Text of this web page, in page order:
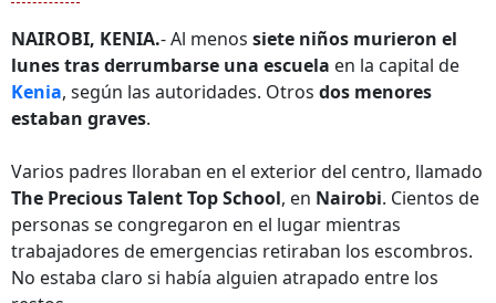
NAIROBI, KENIA.- Al menos siete niños murieron el
lunes tras derrumbarse una escuela en la capital de
Kenia, según las autoridades. Otros dos menores
estaban graves.
Varios padres lloraban en el exterior del centro, llamado
The Precious Talent Top School, en Nairobi. Cientos de
personas se congregaron en el lugar mientras
trabajadores de emergencias retiraban los escombros.
No estaba claro si había alguien atrapado entre los